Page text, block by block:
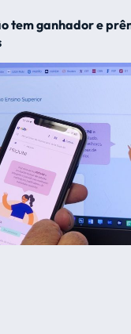
tem ganhador e